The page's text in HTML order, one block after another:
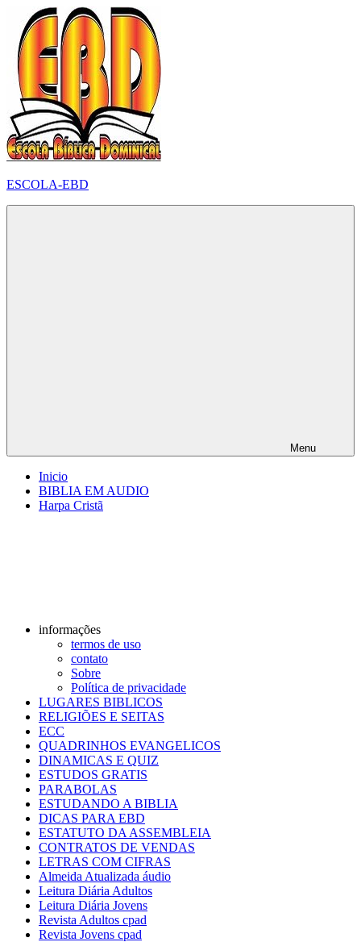
para
conteúdo
ESCOLA-EBD
Menu
Inicio
BIBLIA EM AUDIO
Harpa Cristã
informações
termos de uso
contato
Sobre
Política de privacidade
LUGARES BIBLICOS
RELIGIÕES E SEITAS
ECC
QUADRINHOS EVANGELICOS
DINAMICAS E QUIZ
ESTUDOS GRATIS
PARABOLAS
ESTUDANDO A BIBLIA
DICAS PARA EBD
ESTATUTO DA ASSEMBLEIA
CONTRATOS DE VENDAS
LETRAS COM CIFRAS
Almeida Atualizada áudio
Leitura Diária Adultos
Leitura Diária Jovens
Revista Adultos cpad
Revista Jovens cpad